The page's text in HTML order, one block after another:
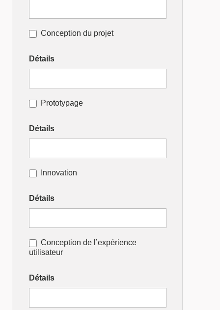
Conception du projet
Détails
Prototypage
Détails
Innovation
Détails
Conception de l’expérience
utilisateur
Détails